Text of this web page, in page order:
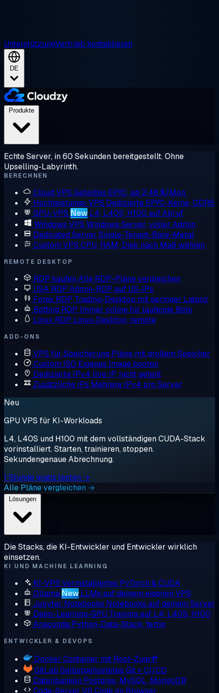
UnterstützungVertrieb kontaktieren
DE
Echte Server, in 60 Sekunden bereitgestellt. Ohne
Upselling-Labyrinth.
BERECHNEN
Cloud VPS Geteiltes EPYC, ab 2,48 $/Mon.
Hochleistungs-VPS Dedizierte EPYC-Kerne, DDR5
GPU-VPS New L4, L40S, H100 auf Abruf
Windows VPS Windows Server, voller Admin
Dedicated Server Single-Tenant-Bare-Metal
Custom VPS CPU, RAM, Disk nach Maß wählen
REMOTE DESKTOP
RDP kaufen Alle RDP-Pläne vergleichen
USA RDP Admin-RDP auf US-IPs
Forex RDP Trading-Desktop mit geringer Latenz
Botting RDP Immer online für laufende Bots
Linux RDP Linux-Desktop, remote
ADD-ONS
VPS für Speicherung Pläne mit großem Speicher
Custom ISO Eigenes Image booten
Dedizierte IPv4 Ihre IP, nicht geteilt
Zusätzliche IPs Mehrere IPv4 pro Server
Neu
GPU VPS für KI-Workloads
L4, L40S und H100 mit dem vollständigen CUDA-Stack
vorinstalliert. Starten, trainieren, stoppen.
Sekundengenaue Abrechnung.
1 Stunde gratis testen →
Alle Pläne vergleichen →
Die Stacks, die KI-Entwickler und Entwickler wirklich
einsetzen.
KI UND MACHINE LEARNING
KI-VPS Vorinstalliertes PyTorch & CUDA
Ollama New LLMs auf deinem eigenen VPS
Jupyter Notebooks Notebooks auf deinem Server
Deep-Learning-GPU Training auf L4, L40S, H100
Anaconda Python-Data-Stack, fertig
ENTWICKLER & DEVOPS
Docker Container mit Root-Zugriff
GitLab Selbstgehostetes Git + CI/CD
Datenbanken Postgres, MySQL, MongoDB
Code-Server VS Code im Browser